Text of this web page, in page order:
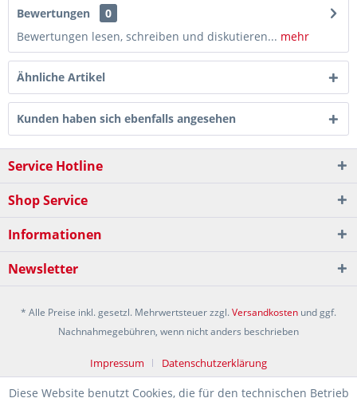
Bewertungen
0
Bewertungen lesen, schreiben und diskutieren... mehr
Ähnliche Artikel
Kunden haben sich ebenfalls angesehen
Service Hotline
Shop Service
Informationen
Newsletter
* Alle Preise inkl. gesetzl. Mehrwertsteuer zzgl.Versandkosten und ggf.
Nachnahmegebühren, wenn nicht anders beschrieben
Impressum Datenschutzerklärung
Diese Website benutzt Cookies, die für den technischen Betrieb